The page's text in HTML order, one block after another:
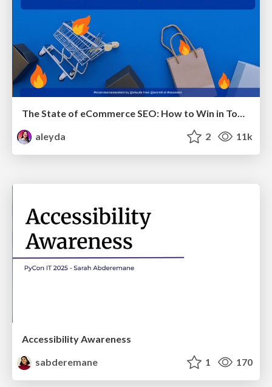
The State of eCommerce SEO: How to Win in Today's Products SERPs - #SEOweek
aleyda
2 11k
Accessibility Awareness
sabderemane
1 170